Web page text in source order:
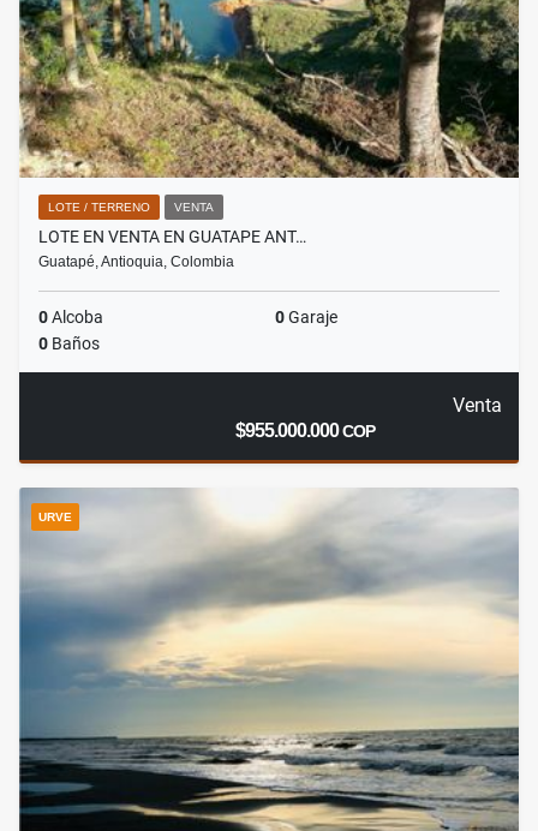
LOTE / TERRENO VENTA
LOTE EN VENTA EN GUATAPE ANT…
Guatapé, Antioquia, Colombia
0Alcoba 0Garaje
0 Baños
Venta
$955.000.000COP
URVE